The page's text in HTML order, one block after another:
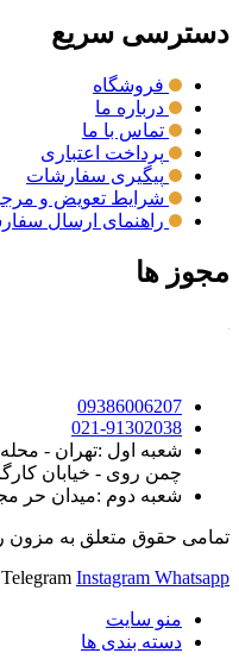
دسترسی سریع
فروشگاه
درباره ما
تماس با ما
پرداخت اعتباری
پیگیری سفارشات
شرایط تعویض و
راهنمای ارسال
مجوز ها
09386006207
021-91302038
شعبه اول :تهران -
چمن روی - خیابان کارگر - پلاک :
شعبه دوم :میدان حر
تمامی حقوق متعلق به
Telegram Instagram Whatsapp
منو سایت
دسته بندی ها